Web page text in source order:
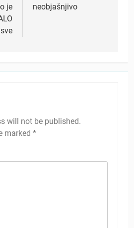
je
sve
neobjašnjivo
will not be published.
marked *